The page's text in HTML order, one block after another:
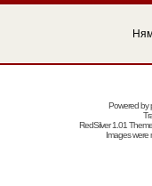
Powered by
RedSilver 1.01
Images were